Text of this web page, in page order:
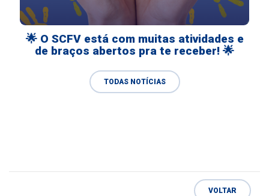
🌟 O SCFV está com muitas atividades e
de braços abertos pra te receber! 🌟
TODAS NOTÍCIAS
VOLTAR